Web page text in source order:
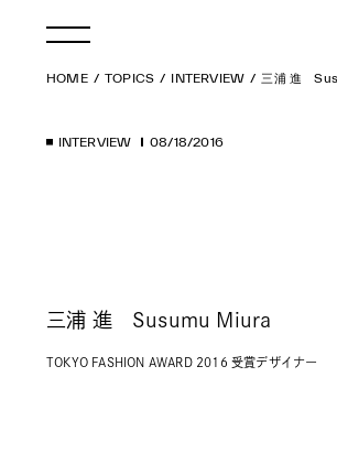
HOME TOPICS INTERVIEW 三浦 進
INTERVIEW 08/18/2016
三浦 進 Susumu Miura
TOKYO FASHION AWARD 2016 受賞デザイナー